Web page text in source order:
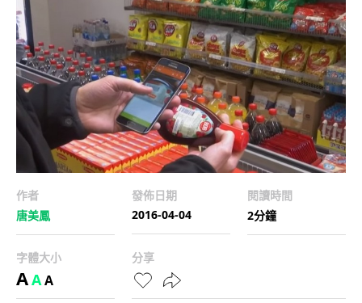
作者
唐美鳳
發佈日期
2016-04-04
閱讀時間
2分鐘
字體大小
AAA
分享